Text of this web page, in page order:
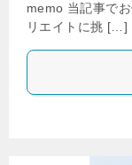
memo 当記事で
リエイトに挑 […]